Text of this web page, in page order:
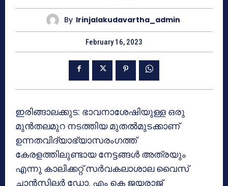
By Irinjalakudavartha_admin
February 16, 2023
ഇരിങ്ങാലക്കുട: ഭാവനാശേഷിയുള്ള ഒരു
മുൻതലമുറ നടത്തിയ മുതൽമുടക്കാണ്
ഉന്നതവിദ്യാഭ്യാസരംഗത്ത്
കേരളത്തിലുണ്ടായ നേട്ടങ്ങൾ അത്രയും
എന്നു കാലിക്കറ്റ് സർവകലാശാല വൈസ്
ചാൻസിലർ ഡോ. എം കെ ജയരാജ്